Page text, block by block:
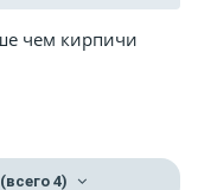
чем кирпичи
(всего 4)